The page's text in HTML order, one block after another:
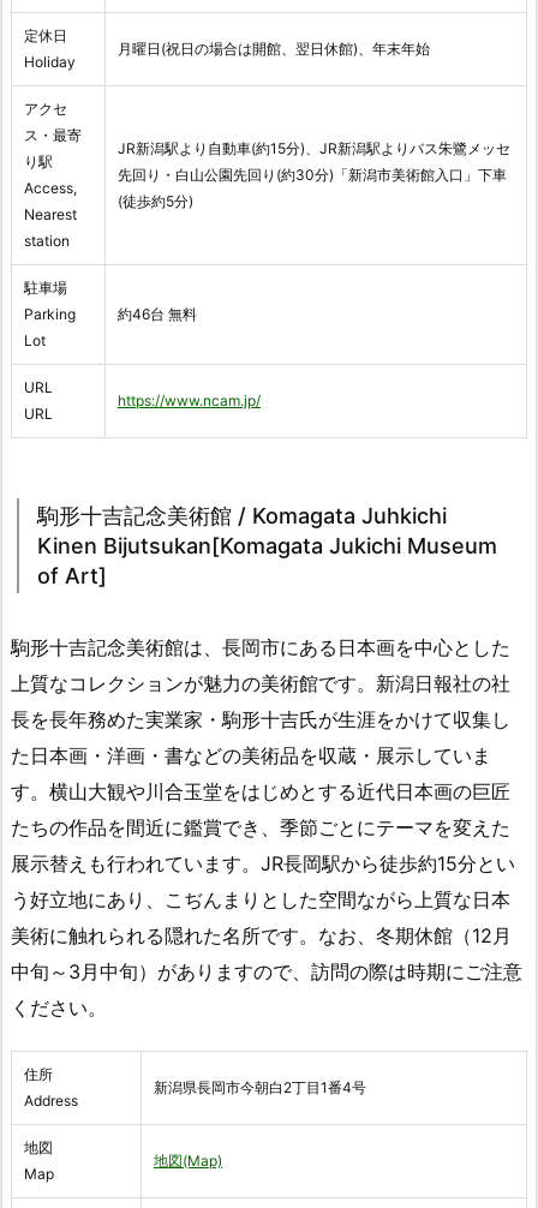
定休日
Holiday
月曜日(祝日の場合は開館、翌日休館)、年末年始
アクセ
ス・最寄
り駅
Access,
Nearest
station
JR新潟駅より自動車(約15分)、JR新潟駅よりバス朱鷺メッセ
先回り・白山公園先回り(約30分)「新潟市美術館入口」下車
(徒歩約5分)
駐車場
Parking
Lot
約46台 無料
URL
URL
https://www.ncam.jp/
駒形十吉記念美術館 / Komagata Juhkichi
Kinen Bijutsukan[Komagata Jukichi Museum
of Art]
駒形十吉記念美術館は、長岡市にある日本画を中心とした
上質なコレクションが魅力の美術館です。新潟日報社の社
長を長年務めた実業家・駒形十吉氏が生涯をかけて収集し
た日本画・洋画・書などの美術品を収蔵・展示していま
す。横山大観や川合玉堂をはじめとする近代日本画の巨匠
たちの作品を間近に鑑賞でき、季節ごとにテーマを変えた
展示替えも行われています。JR長岡駅から徒歩約15分とい
う好立地にあり、こぢんまりとした空間ながら上質な日本
美術に触れられる隠れた名所です。なお、冬期休館（12月
中旬～3月中旬）がありますので、訪問の際は時期にご注意
ください。
住所
Address
新潟県長岡市今朝白2丁目1番4号
地図
Map
地図(Map)